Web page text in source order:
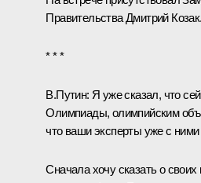
ПравительстваДмитрий Козак.
* * *
В.Путин: Я уже сказал, что
Олимпиады, олимпийским
что ваши эксперты уже с ними
Сначала хочу сказать о